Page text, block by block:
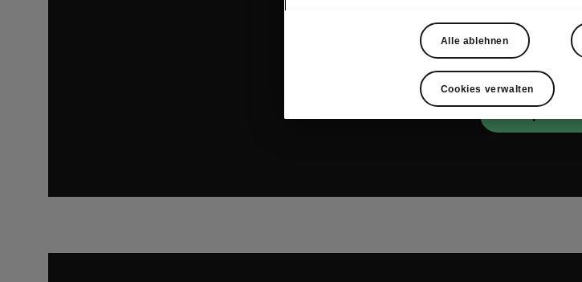
AGB sowie den entsprechenden
vertraut sind.
Alle ablehnen
Cookies verwalten